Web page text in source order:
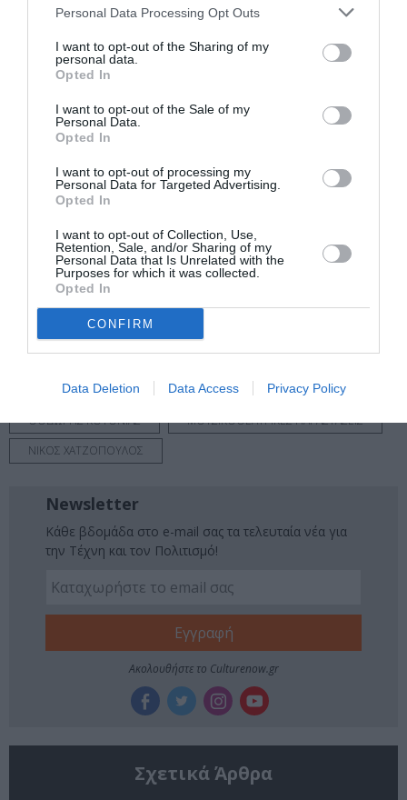
Personal Data Processing Opt Outs
I want to opt-out of the Sharing of my
personal data.
Opted In
I want to opt-out of the Sale of my
Personal Data.
Opted In
I want to opt-out of processing my
Personal Data for Targeted Advertising.
Opted In
I want to opt-out of Collection, Use,
Retention, Sale, and/or Sharing of my
Personal Data that Is Unrelated with the
Purposes for which it was collected.
Opted In
CONFIRM
Data Deletion Data Access Privacy Policy
Πληροφορίες / Κρατήσεις:
Ακολουθήστε το Culturenow.gr στο
μάθετε πρώτοι όλες τις ειδήσεις
Δείτε όλα τα
Πολιτισμό στοCulturenow.gr
Νέοι Διαγωνισμοί❯
ΘΕΑΤΡΙΚΕΣ ΠΑΡΑΣΤΑΣΕΙΣ 2022 - 2023
ΘΟΔΩΡΗΣ ΚΟΤΟΝΙΑΣ
ΜΟΥΣΙΚΟΘΕΑΤΡΙΚΕΣ ΠΑΡΑΣΤΑΣΕΙΣ
ΝΙΚΟΣ ΧΑΤΖΟΠΟΥΛΟΣ
Newsletter
Κάθε βδομάδα στο e-mail σας τα τελευταία νέα για
την Τέχνη και τον Πολιτισμό!
Ακολουθήστε το Culturenow.gr
Σχετικά Άρθρα